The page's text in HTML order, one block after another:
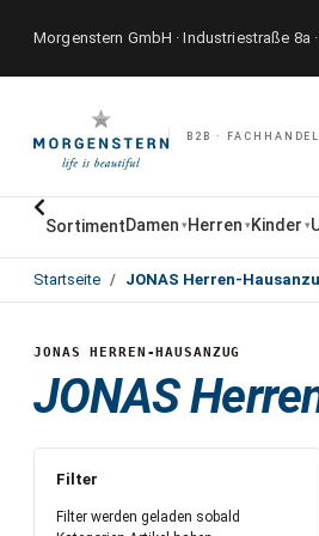
Morgenstern GmbH · Industriestraße 8a
B2B · FACHHANDEL
SortimentDamen ▾ Herren ▾ Kinder ▾
Startseite JONAS Herren-
JONAS HERREN-HAUSANZUG
JONAS
Filter
Filter werden geladen sobald